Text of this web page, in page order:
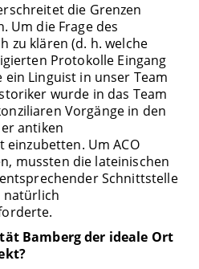
die Grenzen
Um die Frage des
zu klären (d. h. welche
Protokolle Eingang
Linguist in unser Team
wurde in das Team
Vorgänge in den
antiken
Um ACO
mussten die lateinischen
Schnittstelle
natürlich
Bamberg der ideale Ort